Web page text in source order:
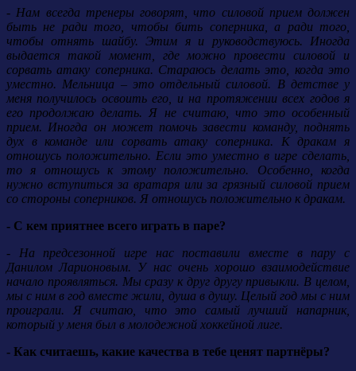
- Нам всегда тренеры говорят, что силовой прием должен
быть не ради того, чтобы бить соперника, а ради того,
чтобы отнять шайбу. Этим я и руководствуюсь. Иногда
выдается такой момент, где можно провести силовой и
сорвать атаку соперника. Стараюсь делать это, когда это
уместно. Мельница – это отдельный силовой. В детстве у
меня получилось освоить его, и на протяжении всех годов я
его продолжаю делать. Я не считаю, что это особенный
прием. Иногда он может помочь завести команду, поднять
дух в команде или сорвать атаку соперника. К дракам я
отношусь положительно. Если это уместно в игре сделать,
то я отношусь к этому положительно. Особенно, когда
нужно вступиться за вратаря или за грязный силовой прием
со стороны соперников. Я отношусь положительно к дракам.
- С кем приятнее всего играть в паре?
- На предсезонной игре нас поставили вместе в пару с
Данилом Ларионовым. У нас очень хорошо взаимодействие
начало проявляться. Мы сразу к друг другу привыкли. В целом,
мы с ним в год вместе жили, душа в душу. Целый год мы с ним
проиграли. Я считаю, что это самый лучший напарник,
который у меня был в молодежной хоккейной лиге.
- Как считаешь, какие качества в тебе ценят партнёры?